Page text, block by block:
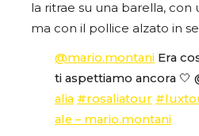
la ritrae su una barella, con
ma con il pollice alzato in
@mario.montani Era
ti aspettiamo ancora 🤍
alia #rosaliatour
ale – mario.montani